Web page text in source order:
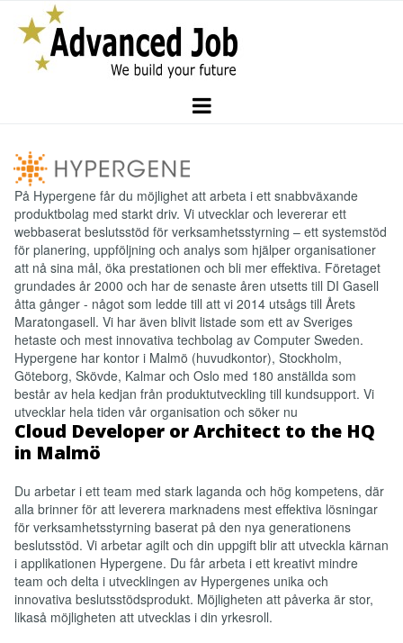
På Hypergene får du möjlighet att arbeta i ett snabbväxande
produktbolag med starkt driv. Vi utvecklar och levererar ett
webbaserat beslutsstöd för verksamhetsstyrning – ett systemstöd
för planering, uppföljning och analys som hjälper organisationer
att nå sina mål, öka prestationen och bli mer effektiva. Företaget
grundades år 2000 och har de senaste åren utsetts till DI Gasell
åtta gånger - något som ledde till att vi 2014 utsågs till Årets
Maratongasell. Vi har även blivit listade som ett av Sveriges
hetaste och mest innovativa techbolag av Computer Sweden.
Hypergene har kontor i Malmö (huvudkontor), Stockholm,
Göteborg, Skövde, Kalmar och Oslo med 180 anställda som
består av hela kedjan från produktutveckling till kundsupport. Vi
utvecklar hela tiden vår organisation och söker nu
Cloud Developer or Architect to the HQ
in Malmö
Du arbetar i ett team med stark laganda och hög kompetens, där
alla brinner för att leverera marknadens mest effektiva lösningar
för verksamhetsstyrning baserat på den nya generationens
beslutsstöd. Vi arbetar agilt och din uppgift blir att utveckla kärnan
i applikationen Hypergene. Du får arbeta i ett kreativt mindre
team och delta i utvecklingen av Hypergenes unika och
innovativa beslutsstödsprodukt. Möjligheten att påverka är stor,
likaså möjligheten att utvecklas i din yrkesroll.